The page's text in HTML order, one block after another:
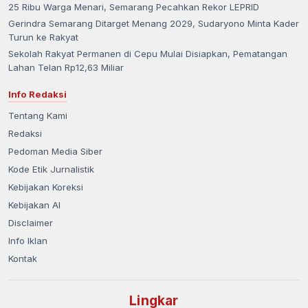
25 Ribu Warga Menari, Semarang Pecahkan Rekor LEPRID
Gerindra Semarang Ditarget Menang 2029, Sudaryono Minta Kader
Turun ke Rakyat
Sekolah Rakyat Permanen di Cepu Mulai Disiapkan, Pematangan
Lahan Telan Rp12,63 Miliar
Info Redaksi
Tentang Kami
Redaksi
Pedoman Media Siber
Kode Etik Jurnalistik
Kebijakan Koreksi
Kebijakan AI
Disclaimer
Info Iklan
Kontak
Lingkar